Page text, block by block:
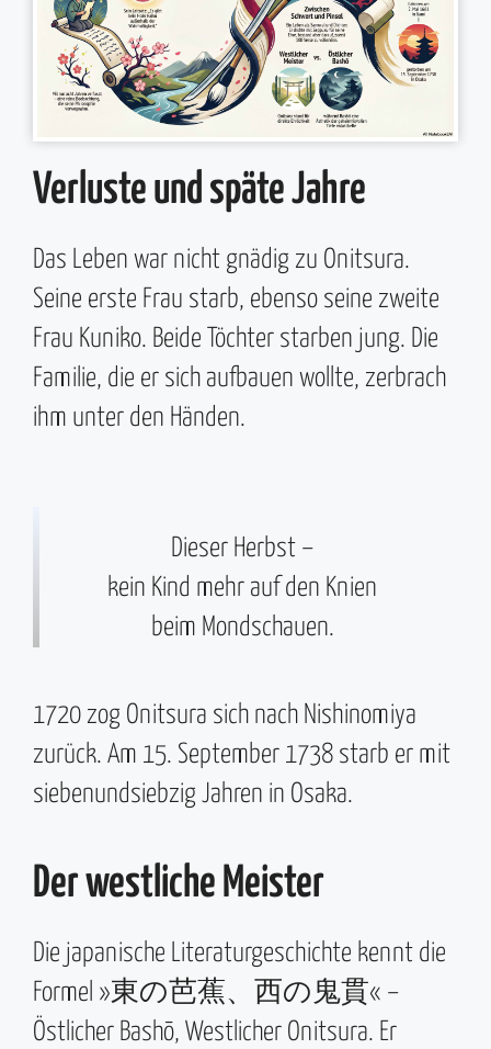
Verluste und späte Jahre
Das Leben war nicht gnädig zu Onitsura.
Seine erste Frau starb, ebenso seine zweite
Frau Kuniko. Beide Töchter starben jung. Die
Familie, die er sich aufbauen wollte, zerbrach
ihm unter den Händen.
Dieser Herbst –
kein Kind mehr auf den Knien
beim Mondschauen.
1720 zog Onitsura sich nach Nishinomiya
zurück. Am 15. September 1738 starb er mit
siebenundsiebzig Jahren in Osaka.
Der westliche Meister
Die japanische Literaturgeschichte kennt die
Formel »東の芭蕉、西の鬼貫« –
Östlicher Bashō, Westlicher Onitsura. Er